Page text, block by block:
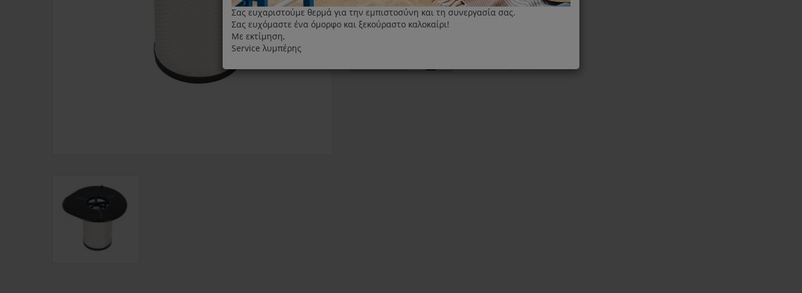
12.00€
Σας ευχαριστούμε θερμά για την εμπιστοσύνη και τη συνεργασία σας.
Σας ευχόμαστε ένα όμορφο και ξεκούραστο καλοκαίρι!
Με εκτίμηση,
Service λυμπέρης